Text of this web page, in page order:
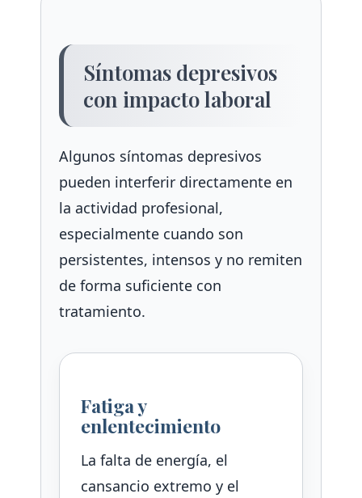
Síntomas depresivos
con impacto laboral
Algunos síntomas depresivos
pueden interferir directamente en
la actividad profesional,
especialmente cuando son
persistentes, intensos y no remiten
de forma suficiente con
tratamiento.
Fatiga y
enlentecimiento
La falta de energía, el
cansancio extremo y el